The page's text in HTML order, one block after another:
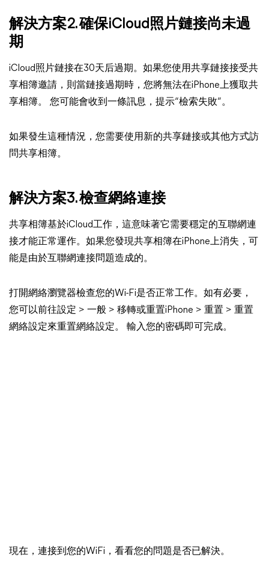
解決方案2. 確保iCloud照片鏈接尚未過
期
iCloud照片鏈接在30天后過期。如果您使用共享鏈接接受共
享相簿邀請，則當鏈接過期時，您將無法在iPhone上獲取共
享相簿。 您可能會收到一條訊息，提示“檢索失敗”。
如果發生這種情況，您需要使用新的共享鏈接或其他方式訪
問共享相簿。
解決方案3. 檢查網絡連接
共享相簿基於iCloud工作，這意味著它需要穩定的互聯網連
接才能正常運作。如果您發現共享相簿在iPhone上消失，可
能是由於互聯網連接問題造成的。
打開網絡瀏覽器檢查您的Wi-Fi是否正常工作。如有必要，
您可以前往設定 > 一般 > 移轉或重置iPhone > 重置 > 重置
網絡設定來重置網絡設定。 輸入您的密碼即可完成。
現在，連接到您的WiFi，看看您的問題是否已解決。